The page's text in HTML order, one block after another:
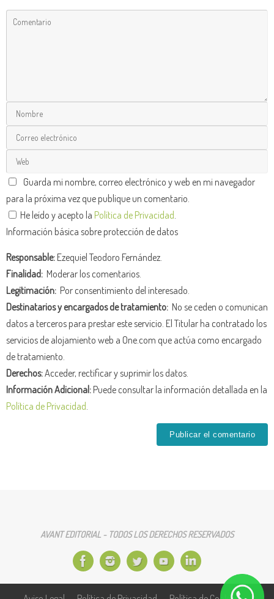
Guarda mi nombre, correo electrónico y web en mi navegador
para la próxima vez que publique un comentario.
He leído y acepto la Política de Privacidad
Información básica sobre protección de datos
Responsable:Ezequiel Teodoro Fernández.
Finalidad: Moderar los comentarios.
Legitimación: Por consentimiento del interesado.
Destinatarios y encargados de tratamiento: No se ceden o comunican
datos a terceros para prestar este servicio. El Titular ha contratado los
servicios de alojamiento web a One.com que actúa como encargado
de tratamiento.
Derechos:Acceder, rectificar y suprimir los datos.
Información Adicional:Puede consultar la información detallada en la
Política de Privacidad
AVANT EDITORIAL - TODOS LOS DERECHOS RESERVADOS